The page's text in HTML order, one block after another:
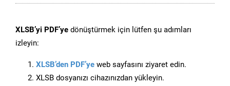
XLSB’yi PDF’ye dönüştürmek için lütfen şu adımları
izleyin:
XLSB’den PDF’ye web sayfasını ziyaret edin.
XLSB dosyanızı cihazınızdan yükleyin.